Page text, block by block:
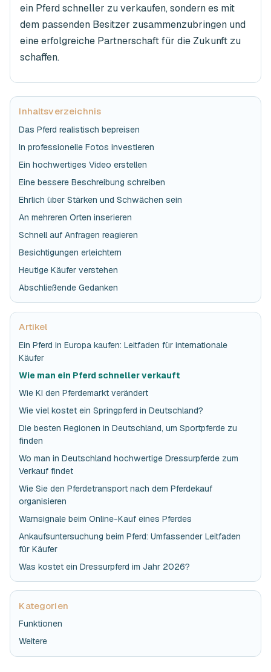
ein Pferd schneller zu verkaufen, sondern es mit
dem passenden Besitzer zusammenzubringen und
eine erfolgreiche Partnerschaft für die Zukunft zu
schaffen.
Inhaltsverzeichnis
Das Pferd realistisch bepreisen
In professionelle Fotos investieren
Ein hochwertiges Video erstellen
Eine bessere Beschreibung schreiben
Ehrlich über Stärken und Schwächen sein
An mehreren Orten inserieren
Schnell auf Anfragen reagieren
Besichtigungen erleichtern
Heutige Käufer verstehen
Abschließende Gedanken
Artikel
Ein Pferd in Europa kaufen: Leitfaden für internationale
Käufer
Wie man ein Pferd schneller verkauft
Wie KI den Pferdemarkt verändert
Wie viel kostet ein Springpferd in Deutschland?
Die besten Regionen in Deutschland, um Sportpferde zu
finden
Wo man in Deutschland hochwertige Dressurpferde zum
Verkauf findet
Wie Sie den Pferdetransport nach dem Pferdekauf
organisieren
Warnsignale beim Online-Kauf eines Pferdes
Ankaufsuntersuchung beim Pferd: Umfassender Leitfaden
für Käufer
Was kostet ein Dressurpferd im Jahr 2026?
Kategorien
Funktionen
Weitere